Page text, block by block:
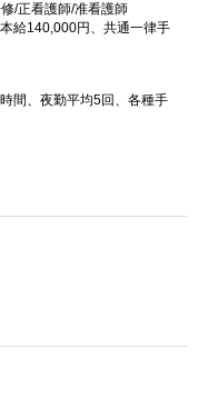
/正看護師/准看護師
給140,000円、共通一律手
間、夜勤平均5回、各種手